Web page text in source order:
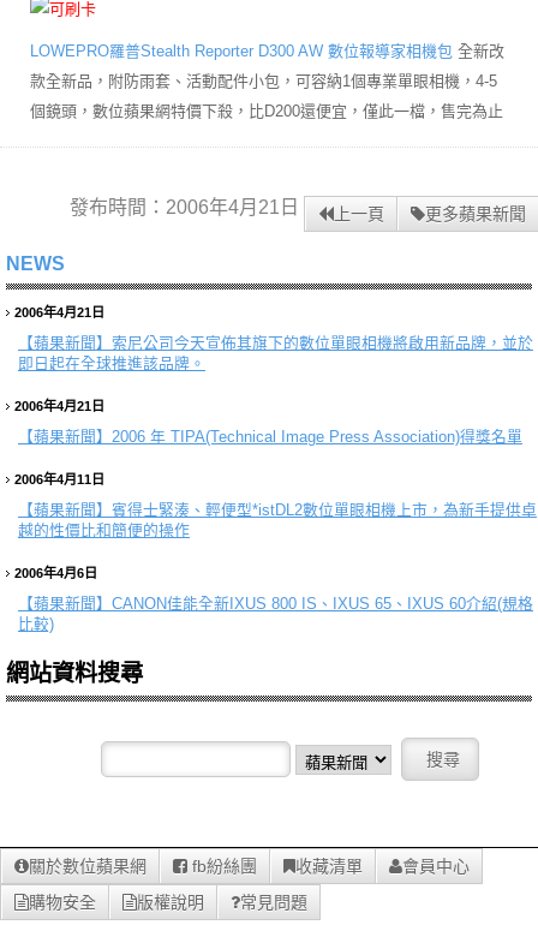
LOWEPRO羅普Stealth Reporter D300 AW 數位報導家相機包 全新改
款全新品，附防雨套、活動配件小包，可容納1個專業單眼相機，4-5
個鏡頭，數位蘋果網特價下殺，比D200還便宜，僅此一檔，售完為止
發布時間：2006年4月21日 上一頁 更多蘋果新聞
NEWS
2006年4月21日
【蘋果新聞】 索尼公司今天宣佈其旗下的數位單眼相機將啟用新品牌，並於
即日起在全球推進該品牌。
2006年4月21日
【蘋果新聞】 2006 年 TIPA(Technical Image Press Association)得獎名單
2006年4月11日
【蘋果新聞】 賓得士緊湊、輕便型*istDL2數位單眼相機上市，為新手提供卓
越的性價比和簡便的操作
2006年4月6日
【蘋果新聞】 CANON佳能全新IXUS 800 IS、IXUS 65、IXUS 60介紹(規格
比較)
網站資料搜尋
關於數位蘋果網 fb紛絲團 收藏清單
會員中心
購物安全
版權說明 常見問題